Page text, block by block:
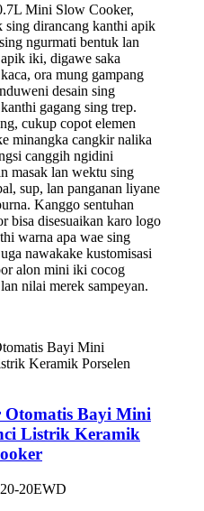
Mini Slow Cooker,
sing dirancang kanthi apik
ngurmati bentuk lan
iki, digawe saka
ora mung gampang
desain sing
gagang sing trep.
cukup copot elemen
minangka cangkir nalika
canggih ngidini
masak lan wektu sing
sup, lan panganan liyane
Kanggo sentuhan
bisa disesuaikan karo logo
warna apa wae sing
nawakake kustomisasi
alon mini iki cocog
nilai merek sampeyan.
Otomatis Bayi Mini
Listrik Keramik
20EWD